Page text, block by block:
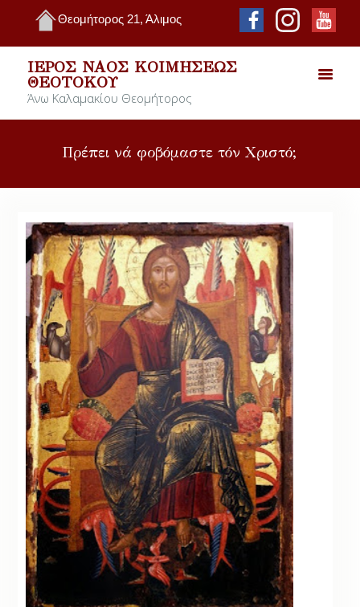
Θεομήτορος 21, Άλιμος
ΙΕΡΌΣ ΝΑΌΣ ΚΟΙΜΉΣΕΩΣ
ΘΕΟΤΌΚΟΥ
Άνω Καλαμακίου Θεομήτορος
Πρέπει νά φοβόμαστε τόν Χριστό;